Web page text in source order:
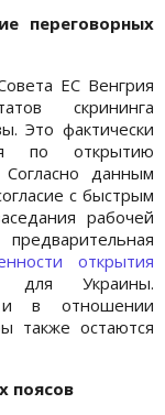
переговорных
ЕС Венгрия
скрининга
Это фактически
по открытию
данным
с быстрым
рабочей
открытия
для Украины.
и в отношении
также остаются
поясов